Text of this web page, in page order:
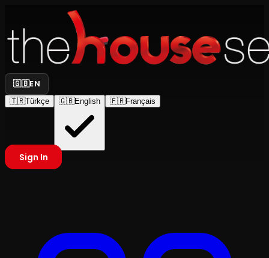
🇬🇧EN
🇹🇷Türkçe 🇬🇧English 🇫🇷Français
Sign In